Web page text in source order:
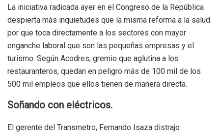
La iniciativa radicada ayer en el Congreso de la República
despierta más inquietudes que la misma reforma a la salud
por que toca directamente a los sectores con mayor
enganche laboral que son las pequeñas empresas y el
turismo. Según Acodres, gremio que aglutina a los
restauranteros, quedan en peligro más de 100 mil de los
500 mil empleos que ellos tienen de manera directa.
Soñando con eléctricos.
El gerente del Transmetro, Fernando Isaza distrajo